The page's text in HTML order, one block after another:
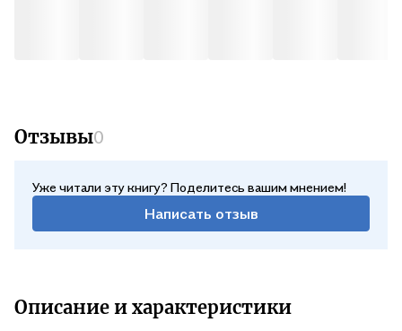
Отзывы0
Уже читали эту книгу? Поделитесь вашим мнением!
Написать отзыв
Описание и характеристики